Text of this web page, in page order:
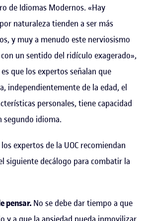
de Idiomas Modernos. «Hay
naturaleza tienden a ser más
y muy a menudo este nerviosismo
un sentido del ridículo exagerado»,
que los expertos señalan que
independientemente de la edad, el
personales, tiene capacidad
segundo idioma.
expertos de la UOC recomiendan
siguiente decálogo para combatir la
pensar. No se debe dar tiempo a que
y a que la ansiedad pueda inmovilizar